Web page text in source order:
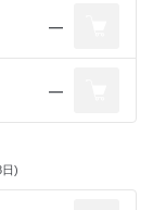
―
―
)